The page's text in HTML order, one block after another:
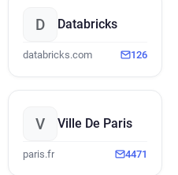
D Databricks
databricks.com 126
V Ville De Paris
paris.fr 4471